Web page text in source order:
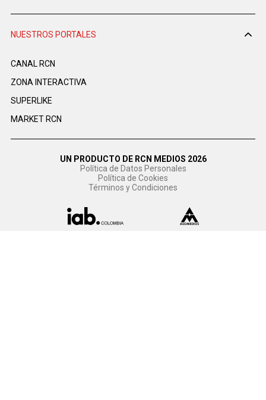
NUESTROS PORTALES
CANAL RCN
ZONA INTERACTIVA
SUPERLIKE
MARKET RCN
UN PRODUCTO DE RCN MEDIOS 2026
Política de Datos Personales
Política de Cookies
Términos y Condiciones